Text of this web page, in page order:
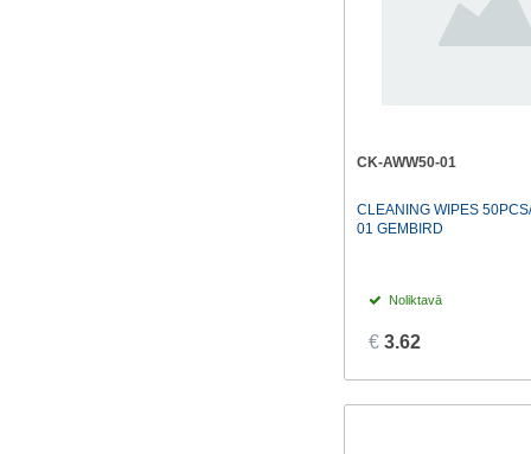
CK-AWW50-01
CLEANING WIPES
01 GEMBIRD
Noliktavā
€ 3.62